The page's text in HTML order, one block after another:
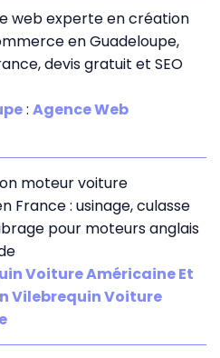
web experte en création
en Guadeloupe,
devis gratuit et SEO
: Agence Web
moteur voiture
France : usinage, culasse
pour moteurs anglais
Voiture Américaine Et
Vilebrequin Voiture